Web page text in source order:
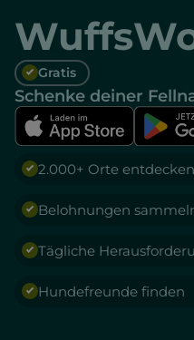
Gratis
Schenke deiner
2.000+ Orte entdecken
Belohnungen
Tägliche
Hundefreunde finden